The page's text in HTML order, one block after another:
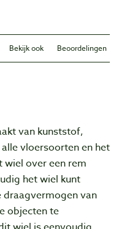
Bekijk ook Beoordelingen
van kunststof,
vloersoorten en het
wiel over een rem
het wiel kunt
draagvermogen van
objecten te